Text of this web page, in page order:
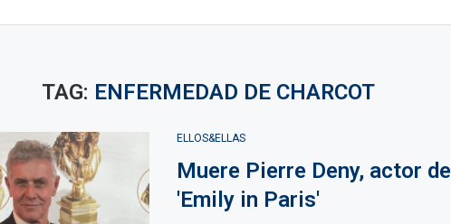
TAG: ENFERMEDAD DE CHARCOT
ELLOS&ELLAS
Muere Pierre Deny, actor de
'Emily in Paris'